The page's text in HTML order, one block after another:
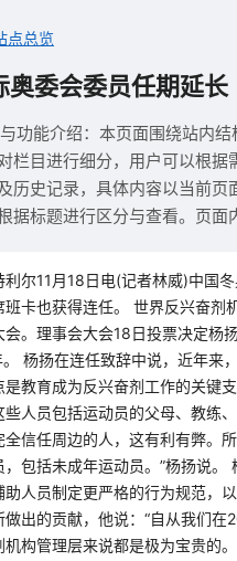
点总览
奥委会委员任期延长
功能介绍：本页面围绕站内
栏目进行细分，用户可以根
历史记录，具体内容以当前
据标题进行区分与查看。页面
尔11月18日电(记者林威)中国
卡也获得连任。 世界反兴奋
。理事会大会18日投票决定杨
杨扬在连任致辞中说，近年来
教育成为反兴奋剂工作的关键
人员包括运动员的父母、教练
全信任周边的人，这有利有弊。
包括未成年运动员。”杨扬说
人员制定更严格的行为规范，
出的贡献，他说：“自从我们
机构管理层来说都是极为宝贵的